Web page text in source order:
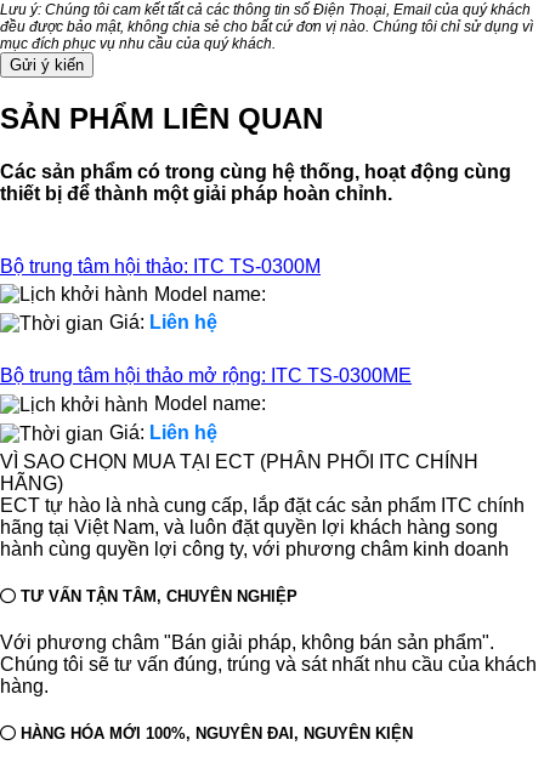
Lưu ý: Chúng tôi cam kết tất cả các thông tin số Điện Thoại, Email của quý khách
đều được bảo mật, không chia sẻ cho bất cứ đơn vị nào. Chúng tôi chỉ sử dụng vì
mục đích phục vụ nhu cầu của quý khách.
SẢN PHẨM LIÊN QUAN
Các sản phẩm có trong cùng hệ thống, hoạt động cùng
thiết bị để thành một giải pháp hoàn chỉnh.
Bộ trung tâm hội thảo: ITC TS-0300M
Model name:
Giá: Liên hệ
Bộ trung tâm hội thảo mở rộng: ITC TS-0300ME
Model name:
Giá: Liên hệ
VÌ SAO CHỌN MUA TẠI ECT (PHÂN PHỐI ITC CHÍNH
HÃNG)
ECT tự hào là nhà cung cấp, lắp đặt các sản phẩm ITC chính
hãng tại Việt Nam, và luôn đặt quyền lợi khách hàng song
hành cùng quyền lợi công ty, với phương châm kinh doanh
TƯ VẤN TẬN TÂM, CHUYÊN NGHIỆP
Với phương châm "Bán giải pháp, không bán sản phẩm".
Chúng tôi sẽ tư vấn đúng, trúng và sát nhất nhu cầu của khách
hàng.
HÀNG HÓA MỚI 100%, NGUYÊN ĐAI, NGUYÊN KIỆN